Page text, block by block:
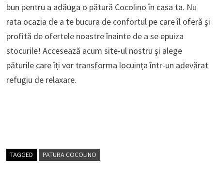
bun pentru a adăuga o pătură Cocolino în casa ta. Nu
rata ocazia de a te bucura de confortul pe care îl oferă și
profită de ofertele noastre înainte de a se epuiza
stocurile! Accesează acum site-ul nostru și alege
păturile care îți vor transforma locuința într-un adevărat
refugiu de relaxare.
TAGGED PATURA COCOLINO